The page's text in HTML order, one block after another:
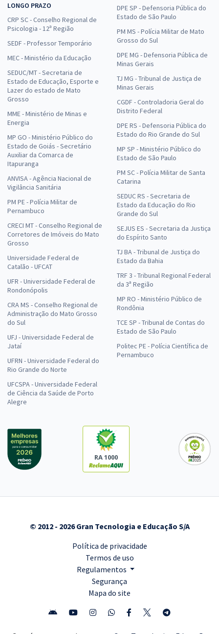
LONGO PRAZO
CRP SC - Conselho Regional de
Psicologia - 12ª Região
SEDF - Professor Temporário
MEC - Ministério da Educação
SEDUC/MT - Secretaria de
Estado de Educação, Esporte e
Lazer do estado de Mato
Grosso
MME - Ministério de Minas e
Energia
MP GO - Ministério Público do
Estado de Goiás - Secretário
Auxiliar da Comarca de
Itapuranga
ANVISA - Agência Nacional de
Vigilância Sanitária
PM PE - Polícia Militar de
Pernambuco
CRECI MT - Conselho Regional de
Corretores de Imóveis do Mato
Grosso
Universidade Federal de
Catalão - UFCAT
UFR - Universidade Federal de
Rondonópolis
CRA MS - Conselho Regional de
Administração do Mato Grosso
do Sul
UFJ - Universidade Federal de
Jataí
UFRN - Universidade Federal do
Rio Grande do Norte
UFCSPA - Universidade Federal
de Ciência da Saúde de Porto
Alegre
DPE SP - Defensoria Pública do
Estado de São Paulo
PM MS - Polícia Militar de Mato
Grosso do Sul
DPE MG - Defensoria Pública de
Minas Gerais
TJ MG - Tribunal de Justiça de
Minas Gerais
CGDF - Controladoria Geral do
Distrito Federal
DPE RS - Defensoria Pública do
Estado do Rio Grande do Sul
MP SP - Ministério Público do
Estado de São Paulo
PM SC - Polícia Militar de Santa
Catarina
SEDUC RS - Secretaria de
Estado da Educação do Rio
Grande do Sul
SEJUS ES - Secretaria da Justiça
do Espírito Santo
TJ BA - Tribunal de Justiça do
Estado da Bahia
TRF 3 - Tribunal Regional Federal
da 3ª Região
MP RO - Ministério Público de
Rondônia
TCE SP - Tribunal de Contas do
Estado de São Paulo
Politec PE - Polícia Científica de
Pernambuco
RA 1000
© 2012 - 2026 Gran Tecnologia e Educação S/A
Política de privacidade
Termos de uso
Regulamentos
Segurança
Mapa do site